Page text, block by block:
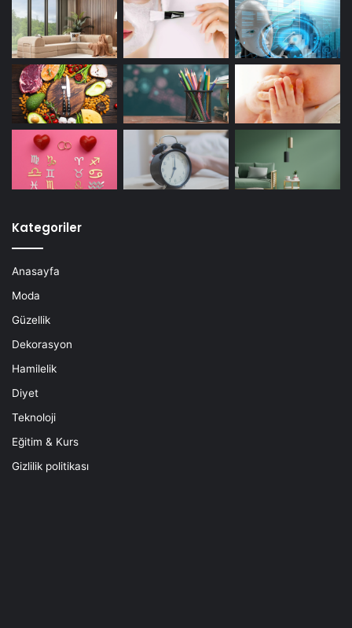
Kategoriler
Anasayfa
Moda
Güzellik
Dekorasyon
Hamilelik
Diyet
Teknoloji
Eğitim & Kurs
Gizlilik politikası